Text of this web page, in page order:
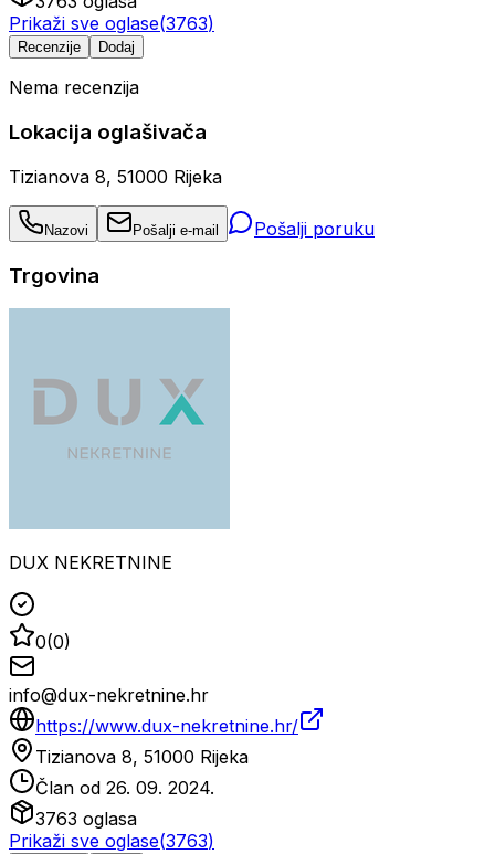
Prikaži sve oglase(3763)
Recenzije Dodaj
Nema recenzija
Lokacija oglašivača
Tizianova 8, 51000 Rijeka
Nazovi Pošalji e-mail Pošalji poruku
Trgovina
DUX NEKRETNINE
0(0)
info@dux-nekretnine.hr
https://www.dux-nekretnine.hr/
Tizianova 8, 51000 Rijeka
Član od 26. 09. 2024.
3763 oglasa
Prikaži sve oglase(3763)